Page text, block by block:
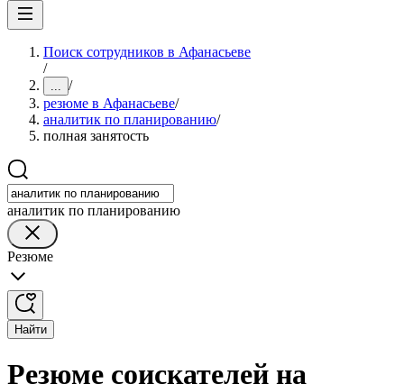
Поиск сотрудников в Афанасьеве
/
... /
резюме в Афанасьеве/
аналитик по планированию/
полная занятость
аналитик по планированию
Резюме
Найти
Резюме соискателей на